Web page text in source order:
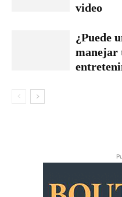
video
¿Puede
manejar